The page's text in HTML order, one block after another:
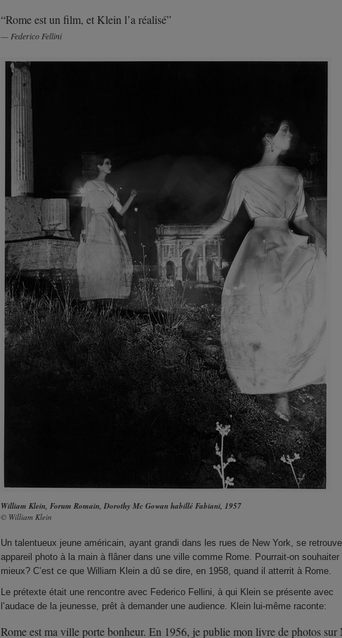
“Rome est un film, et Klein l’a réalisé”
Federico Fellini
William Klein, Forum Romain, Dorothy Mc Gowan habillé Fabiani, 1957
© William Klein
Un talentueux jeune américain, ayant grandi dans les rues de New York, se
appareil photo à la main à flâner dans une ville comme Rome. Pourrait-on souhaiter
mieux? C’est ce que William Klein a dû se dire, en 1958, quand il atterrit à Rome.
Le prétexte était une rencontre avec Federico Fellini, à qui Klein se présente avec
l’audace de la jeunesse, prêt à demander une audience. Klein lui-même raconte:
Rome est ma ville porte bonheur. En 1956, je publie mon livre de photos sur